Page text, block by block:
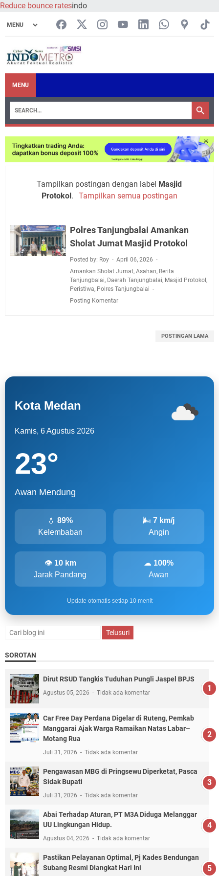
Reduce bounce ratesindo
MENU
Tampilkan postingan dengan label Masjid
Protokol. Tampilkan semua postingan
Polres Tanjungbalai Amankan
Sholat Jumat Masjid Protokol
Posted by: Roy
April 06, 2026
Amankan Sholat Jumat, Asahan, Berita
Tanjungbalai, Daerah Tanjungbalai, Masjid Protokol ,
Peristiwa, Polres Tanjungbalai
Posting Komentar
POSTINGAN LAMA
Kota Medan
Kamis, 6 Agustus 2026
23°
Awan Mendung
💧89%
Kelembaban
🌬7 km/j
Angin
👁 10 km
Jarak Pandang
☁ 100%
Awan
Update otomatis setiap 10 menit
SOROTAN
Dirut RSUD Tangkis Tuduhan Pungli Jaspel BPJS
Agustus 05, 2026 Tidak ada komentar
Car Free Day Perdana Digelar di Ruteng, Pemkab
Manggarai Ajak Warga Ramaikan Natas Labar–
Motang Rua
Juli 31, 2026 Tidak ada komentar
Pengawasan MBG di Pringsewu Diperketat, Pasca
Sidak Bupati
Juli 31, 2026 Tidak ada komentar
Abai Terhadap Aturan, PT M3A Diduga Melanggar
UU Lingkungan Hidup.
Agustus 04, 2026 Tidak ada komentar
Pastikan Pelayanan Optimal, Pj Kades Bendungan
Subang Resmi Diangkat Hari Ini